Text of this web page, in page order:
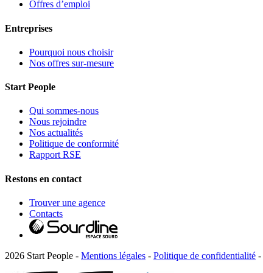
Offres d’emploi
Entreprises
Pourquoi nous choisir
Nos offres sur-mesure
Start People
Qui sommes-nous
Nous rejoindre
Nos actualités
Politique de conformité
Rapport RSE
Restons en contact
Trouver une agence
Contacts
2026 Start People - Mentions légales - Politique de confidentialité -